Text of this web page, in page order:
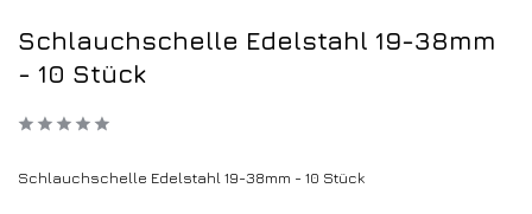
Schlauchschelle Edelstahl 19-38mm
- 10 Stück
Schlauchschelle Edelstahl 19-38mm - 10 Stück